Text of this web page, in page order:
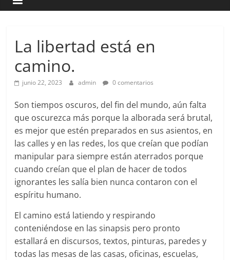
La libertad está en
camino.
junio 22, 2023 admin 0 comentarios
Son tiempos oscuros, del fin del mundo, aún falta
que oscurezca más porque la alborada será brutal,
es mejor que estén preparados en sus asientos, en
las calles y en las redes, los que creían que podían
manipular para siempre están aterrados porque
cuando creían que el plan de hacer de todos
ignorantes les salía bien nunca contaron con el
espíritu humano.
El camino está latiendo y respirando
conteniéndose en las sinapsis pero pronto
estallará en discursos, textos, pinturas, paredes y
todas las mesas de las casas, oficinas, escuelas,